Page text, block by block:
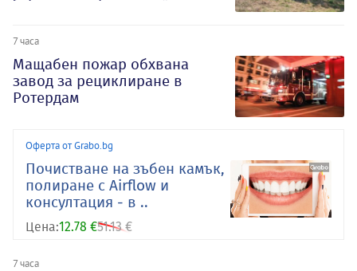
7 часа
Мащабен пожар обхвана
завод за рециклиране в
Ротердам
Оферта от Grabo.bg
Почистване на зъбен камък,
полиране с Airflow и
консултация - в ..
Цена:12.78 €51.13 €
7 часа